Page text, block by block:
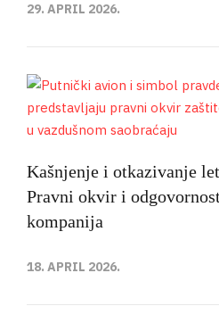
29. APRIL 2026.
Kašnjenje i otkazivanje
Pravni okvir i
kompanija
18. APRIL 2026.